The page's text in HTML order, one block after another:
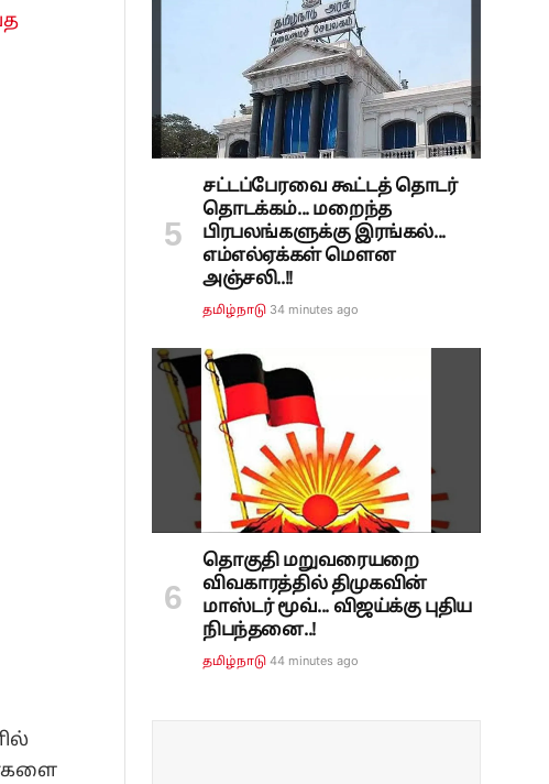
சட்டப்பேரவை கூட்டத் தொடர்
தொடக்கம்... மறைந்த
பிரபலங்களுக்கு இரங்கல்...
எம்எல்ஏக்கள் மௌன
அஞ்சலி..!!
தமிழ்நாடு 34 minutes ago
தொகுதி மறுவரையறை
விவகாரத்தில் திமுகவின்
மாஸ்டர் மூவ்... விஜய்க்கு புதிய
நிபந்தனை..!
தமிழ்நாடு 44 minutes ago